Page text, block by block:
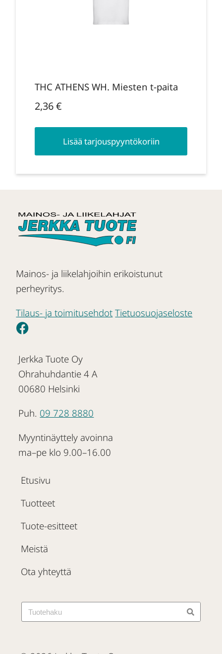
THC ATHENS WH. Miesten t-paita
2,36€
Lisää tarjouspyyntökoriin
Mainos- ja liikelahjoihin erikoistunut
perheyritys.
Tilaus- ja toimitusehdot Tietuosuojaseloste
Jerkka Tuote Oy
Ohrahuhdantie 4 A
00680 Helsinki
Puh. 09 728 8880
Myyntinäyttely avoinna
ma–pe klo 9.00–16.00
Etusivu
Tuotteet
Tuote-esitteet
Meistä
Ota yhteyttä